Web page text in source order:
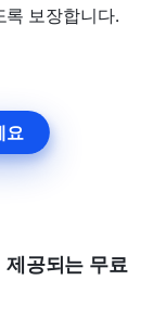
록 보장합니다.
요
공되는 무료